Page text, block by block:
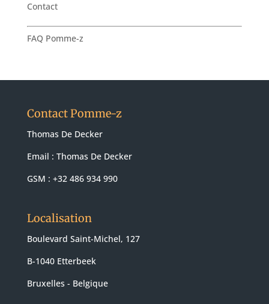
Contact
FAQ Pomme-z
Contact Pomme-z
Thomas De Decker
Email : Thomas De Decker
GSM : +32 486 934 990
Localisation
Boulevard Saint-Michel, 127
B-1040 Etterbeek
Bruxelles - Belgique